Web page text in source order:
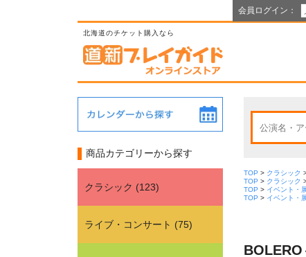
会員ログイン：
北海道のチケット購入なら
商品カテゴリーから探す
クラシック (123)
ライブ・コンサート (75)
TOP > クラシック
TOP > クラシック
TOP > イベント・
TOP > イベント・
BOLERO